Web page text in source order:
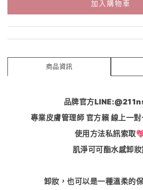
加入購物車
商品資訊
品牌官方
專業皮膚管理師 官方賴 線上一
使用方法私訊索取
肌淨可可酯水感卸
卸妝，也可以是一種溫柔的